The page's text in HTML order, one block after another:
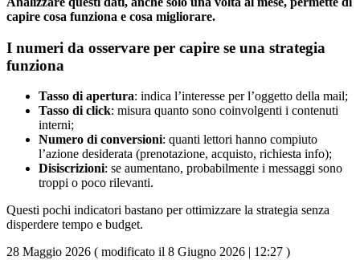
capire cosa funziona e cosa migliorare.
I numeri da osservare per capire se una strategia
funziona
Tasso di apertura: indica l’interesse per l’oggetto della mail;
Tasso di click: misura quanto sono coinvolgenti i contenuti
interni;
Numero di conversioni: quanti lettori hanno compiuto
l’azione desiderata (prenotazione, acquisto, richiesta info);
Disiscrizioni: se aumentano, probabilmente i messaggi sono
troppi o poco rilevanti.
Questi pochi indicatori bastano per ottimizzare la strategia senza
disperdere tempo e budget.
28 Maggio 2026 ( modificato il 8 Giugno 2026 | 12:27 )